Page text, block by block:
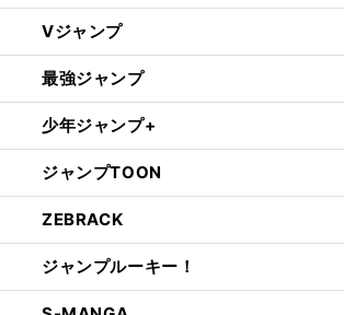
Vジャンプ
最強ジャンプ
少年ジャンプ+
ジャンプTOON
ZEBRACK
ジャンプルーキー！